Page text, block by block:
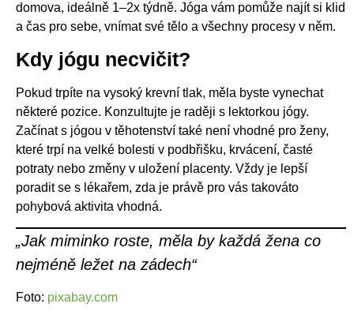
domova, ideálně 1–2x týdně. Jóga vám pomůže najít si klid
a čas pro sebe, vnímat své tělo a všechny procesy v něm.
Kdy jógu necvičit?
Pokud trpíte na vysoký krevní tlak, měla byste vynechat
některé pozice. Konzultujte je raději s lektorkou jógy.
Začínat s jógou v těhotenství také není vhodné pro ženy,
které trpí na velké bolesti v podbřišku, krvácení, časté
potraty nebo změny v uložení placenty. Vždy je lepší
poradit se s lékařem, zda je právě pro vás takováto
pohybová aktivita vhodná.
„Jak miminko roste, měla by každá žena co
nejméně ležet na zádech“
Foto: pixabay.com